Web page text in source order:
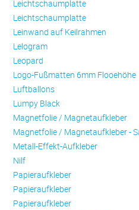
Leichtschaumplatte
Leichtschaumplatte
Leinwand auf Keilrahmen
Lelogram
Leopard
Logo-Fußmatten 6mm Flooehöhe
Luftballons
Lumpy Black
Magnetfolie / Magnetaufkleber
Magnetfolie / Magnetaufkleber -
Metall-Effekt-Aufkleber
Nilf
Papieraufkleber
Papieraufkleber
Papieraufkleber